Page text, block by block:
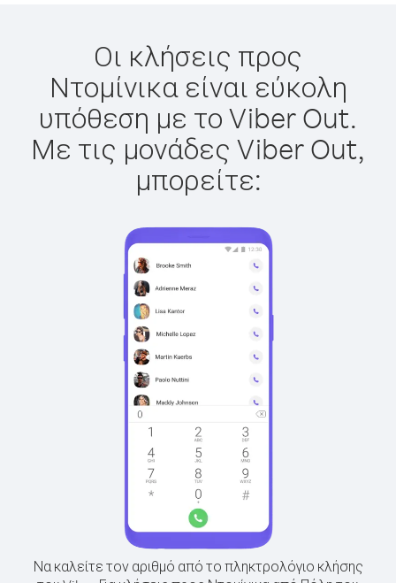
Οι κλήσεις προς
Ντομίνικα είναι εύκολη
υπόθεση με το Viber Out.
Με τις μονάδες Viber Out,
μπορείτε:
Να καλείτε τον αριθμό από το πληκτρολόγιο κλήσης